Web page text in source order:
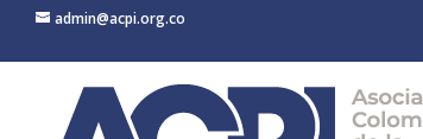
admin@acpi.org.co